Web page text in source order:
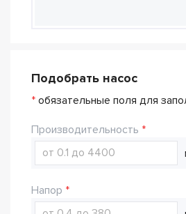
Подобрать насос
* обязательные поля для
Производительность
Напор